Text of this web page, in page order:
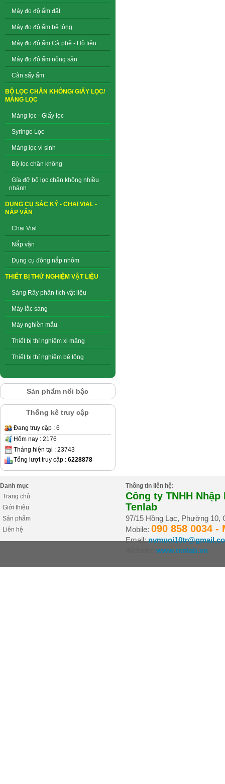
Máy đo độ ẩm đất
Máy đo độ ẩm bê tông
Máy đo độ ẩm Cà phê - Hồ tiêu
Máy đo độ ẩm nông sản
Cân sấy ẩm
BỘ LỌC CHÂN KHÔNG/ GIẤY LỌC/
MÀNG LỌC
Màng lọc - Giấy lọc
Syringe Lọc
Màng lọc vi sinh
Bộ lọc chân không
Gía đỡ bộ lọc chân không nhiều
nhánh
DỤNG CỤ SẮC KÝ - CHAI VIAL -
NẮP VẶN
Chai Vial
Nắp vặn
Dụng cụ đóng nắp nhôm
THIẾT BỊ THỬ NGHIỆM VẬT LIỆU
Sàng Rây phân tích vật liệu
Máy lắc sàng
Máy nghiền mẫu
Thiết bị thí nghiệm xi măng
Thiết bị thí nghiệm bê tông
Sản phẩm nổi bậc
Thống kê truy cập
Đang truy cập : 6
Hôm nay : 2176
Tháng hiện tại : 23743
Tổng lượt truy cập : 6228878
Danh mục
Trang chủ
Giới thiệu
Sản phẩm
Liên hệ
Thông tin liên hệ:
Công ty TNHH
Tenlab
97/15 Hồng Lạc, Phường 10,
Mobile: 090 858 0034 -
Email:
www.tenlab.vn